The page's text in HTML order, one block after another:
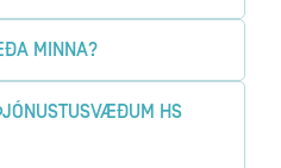
MINNA?
HS